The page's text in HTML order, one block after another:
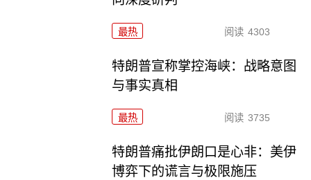
最热 阅读 4303
特朗普宣称掌控海峡：战略意图
与事实真相
最热 阅读 3735
特朗普痛批伊朗口是心非：美伊
博弈下的谎言与极限施压